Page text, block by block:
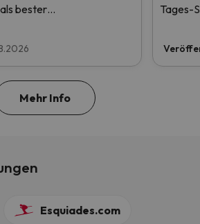
bester
helfen Sie uns, den
Tages-
Mehr Info
Esquiades.com